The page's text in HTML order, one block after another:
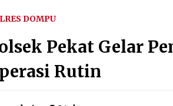
di Dompu, Ketegangan Memuncak di
Bebas Dari Narkoba
2 tahun ago
DOMPU
Pekat Gelar
Rutin